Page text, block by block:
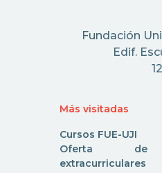
Fundación
Edif.
Más visitadas
Cursos FUE-UJI
Oferta de
extracurriculares